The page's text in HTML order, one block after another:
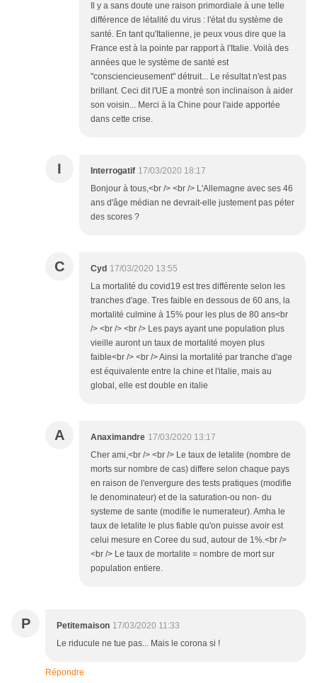
Il y a sans doute une raison primordiale à une telle
différence de létalité du virus : l'état du système de
santé. En tant qu'Italienne, je peux vous dire que la
France est à la pointe par rapport à l'Italie. Voilà des
années que le système de santé est
"consciencieusement" détruit... Le résultat n'est pas
brillant. Ceci dit l'UE a montré son inclinaison à aider
son voisin... Merci à la Chine pour l'aide apportée
dans cette crise.
I Interrogatif 17/03/2020 18:17
Bonjour à tous,<br /> <br /> L'Allemagne avec ses 46
ans d'âge médian ne devrait-elle justement pas péter
des scores ?
C Cyd 17/03/2020 13:55
La mortalité du covid19 est tres différente selon les
tranches d'age. Tres faible en dessous de 60 ans, la
mortalité culmine à 15% pour les plus de 80 ans<br
/> <br /> <br /> Les pays ayant une population plus
vieille auront un taux de mortalité moyen plus
faible<br /> <br /> Ainsi la mortalité par tranche d'age
est équivalente entre la chine et l'italie, mais au
global, elle est double en italie
A Anaximandre 17/03/2020 13:17
Cher ami,<br /> <br /> Le taux de letalite (nombre de
morts sur nombre de cas) differe selon chaque pays
en raison de l'envergure des tests pratiques (modifie
le denominateur) et de la saturation-ou non- du
systeme de sante (modifie le numerateur). Amha le
taux de letalite le plus fiable qu'on puisse avoir est
celui mesure en Coree du sud, autour de 1%.<br />
<br /> Le taux de mortalite = nombre de mort sur
population entiere.
P Petitemaison 17/03/2020 11:33
Le riducule ne tue pas... Mais le corona si !
Répondre